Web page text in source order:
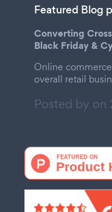
Featured Blog
Converting
Black Friday &
Online
overall retail
Posted by on